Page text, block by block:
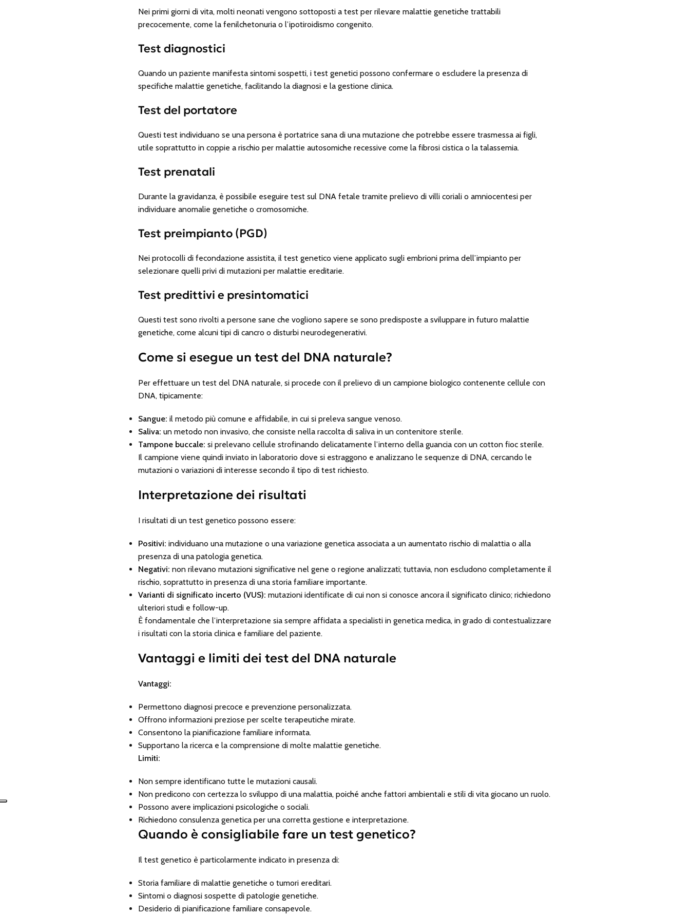
Nei primi giorni di vita, molti neonati vengono sottoposti a test per rilevare malattie genetiche trattabili
precocemente, come la fenilchetonuria o l’ipotiroidismo congenito.
Test diagnostici
Quando un paziente manifesta sintomi sospetti, i test genetici possono confermare o escludere la presenza di
specifiche malattie genetiche, facilitando la diagnosi e la gestione clinica.
Test del portatore
Questi test individuano se una persona è portatrice sana di una mutazione che potrebbe essere trasmessa ai figli,
utile soprattutto in coppie a rischio per malattie autosomiche recessive come la fibrosi cistica o la talassemia.
Test prenatali
Durante la gravidanza, è possibile eseguire test sul DNA fetale tramite prelievo di villi coriali o amniocentesi per
individuare anomalie genetiche o cromosomiche.
Test preimpianto (PGD)
Nei protocolli di fecondazione assistita, il test genetico viene applicato sugli embrioni prima dell’impianto per
selezionare quelli privi di mutazioni per malattie ereditarie.
Test predittivi e presintomatici
Questi test sono rivolti a persone sane che vogliono sapere se sono predisposte a sviluppare in futuro malattie
genetiche, come alcuni tipi di cancro o disturbi neurodegenerativi.
Come si esegue un test del DNA naturale?
Per effettuare un test del DNA naturale, si procede con il prelievo di un campione biologico contenente cellule con
DNA, tipicamente:
Sangue: il metodo più comune e affidabile, in cui si preleva sangue venoso.
Saliva: un metodo non invasivo, che consiste nella raccolta di saliva in un contenitore sterile.
Tampone buccale: si prelevano cellule strofinando delicatamente l’interno della guancia con un cotton fioc sterile.
Il campione viene quindi inviato in laboratorio dove si estraggono e analizzano le sequenze di DNA, cercando le
mutazioni o variazioni di interesse secondo il tipo di test richiesto.
Interpretazione dei risultati
I risultati di un test genetico possono essere:
Positivi: individuano una mutazione o una variazione genetica associata a un aumentato rischio di malattia o alla
presenza di una patologia genetica.
Negativi: non rilevano mutazioni significative nel gene o regione analizzati; tuttavia, non escludono completamente il
rischio, soprattutto in presenza di una storia familiare importante.
Varianti di significato incerto (VUS): mutazioni identificate di cui non si conosce ancora il significato clinico; richiedono
ulteriori studi e follow-up.
È fondamentale che l’interpretazione sia sempre affidata a specialisti in genetica medica, in grado di contestualizzare
i risultati con la storia clinica e familiare del paziente.
Vantaggi e limiti dei test del DNA naturale
Vantaggi:
Permettono diagnosi precoce e prevenzione personalizzata.
Offrono informazioni preziose per scelte terapeutiche mirate.
Consentono la pianificazione familiare informata.
Supportano la ricerca e la comprensione di molte malattie genetiche.
Limiti:
Non sempre identificano tutte le mutazioni causali.
Non predicono con certezza lo sviluppo di una malattia, poiché anche fattori ambientali e stili di vita giocano un ruolo.
Possono avere implicazioni psicologiche o sociali.
Richiedono consulenza genetica per una corretta gestione e interpretazione.
Quando è consigliabile fare un test genetico?
Il test genetico è particolarmente indicato in presenza di:
Storia familiare di malattie genetiche o tumori ereditari.
Sintomi o diagnosi sospette di patologie genetiche.
Desiderio di pianificazione familiare consapevole.